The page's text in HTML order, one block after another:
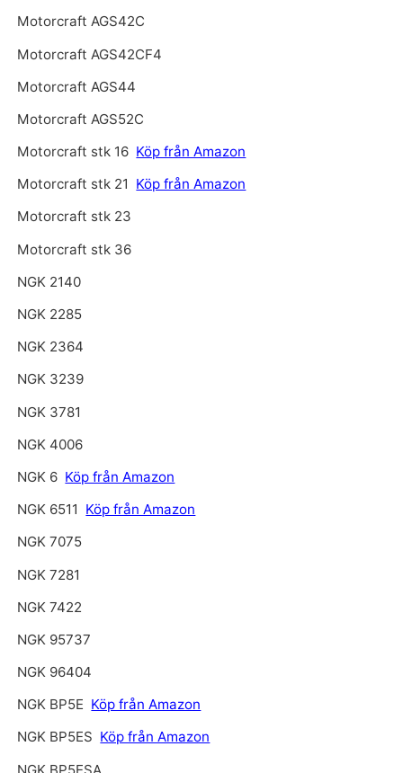
Motorcraft AGS42C
Motorcraft AGS42CF4
Motorcraft AGS44
Motorcraft AGS52C
Motorcraft stk 16 Köp från Amazon
Motorcraft stk 21 Köp från Amazon
Motorcraft stk 23
Motorcraft stk 36
NGK 2140
NGK 2285
NGK 2364
NGK 3239
NGK 3781
NGK 4006
NGK 6 Köp från Amazon
NGK 6511 Köp från Amazon
NGK 7075
NGK 7281
NGK 7422
NGK 95737
NGK 96404
NGK BP5E Köp från Amazon
NGK BP5ES Köp från Amazon
NGK BP5ESA